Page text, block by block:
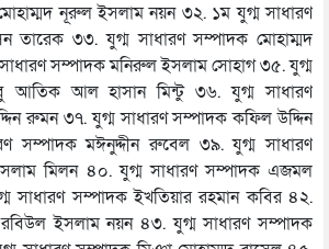
নূরুল ইসলাম নয়ন ৩২. ১ম যুগ্ম সাধারণ
তারেক ৩৩. যুগ্ম সাধারণ সম্পাদক মোহাম্মদ
সম্পাদক মনিরুল ইসলাম সোহাগ ৩৫. যুগ্ম
আতিক আল হাসান মিন্টু ৩৬. যুগ্ম সাধারণ
রুমন ৩৭. যুগ্ম সাধারণ সম্পাদক কফিল উদ্দিন
সম্পাদক মঈনুদ্দীন রুবেল ৩৯. যুগ্ম সাধারণ
মিলন ৪০. যুগ্ম সাধারণ সম্পাদক এজমল
সাধারণ সম্পাদক ইখতিয়ার রহমান কবির ৪২.
ইসলাম নয়ন ৪৩. যুগ্ম সাধারণ সম্পাদক